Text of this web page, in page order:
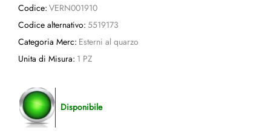
Codice: VERN001910
Codice alternativo: 5519173
Categoria Merc: Esterni al quarzo
Unita di Misura: 1 PZ
Disponibile